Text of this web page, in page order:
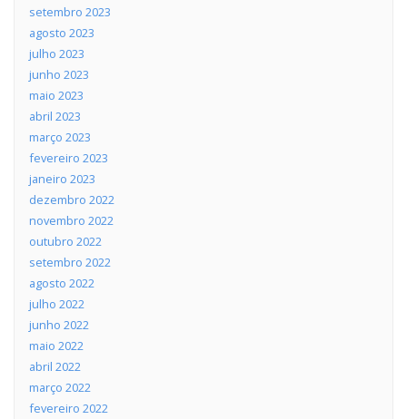
setembro 2023
agosto 2023
julho 2023
junho 2023
maio 2023
abril 2023
março 2023
fevereiro 2023
janeiro 2023
dezembro 2022
novembro 2022
outubro 2022
setembro 2022
agosto 2022
julho 2022
junho 2022
maio 2022
abril 2022
março 2022
fevereiro 2022